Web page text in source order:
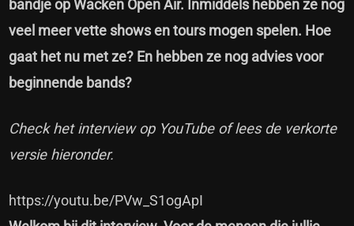
bandje op Wacken Open Air. Inmiddels hebben ze nog
veel meer vette shows en tours mogen spelen. Hoe
gaat het nu met ze? En hebben ze nog advies voor
beginnende bands?
Check het interview op YouTube of lees de verkorte
versie hieronder.
https://youtu.be/PVw_S1ogApI